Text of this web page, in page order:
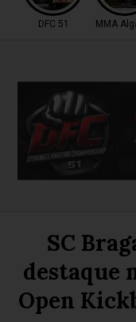
DFC 51 MMA
SC
destaque
Open